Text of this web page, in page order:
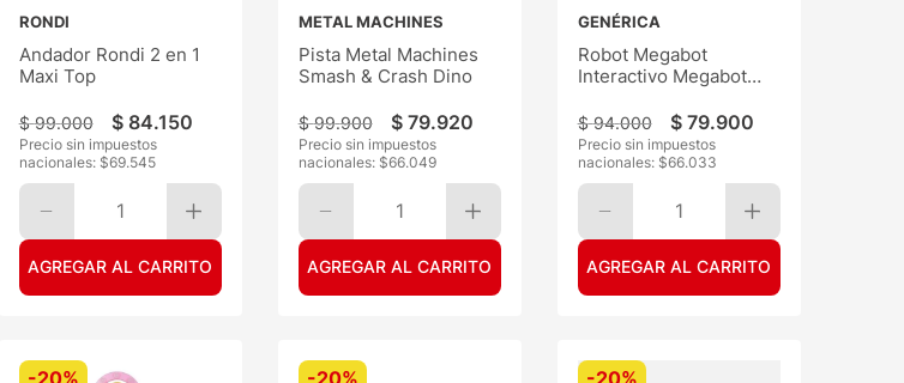
RONDI
Andador Rondi 2 en 1
Maxi Top
$ 99.000 $ 84.150
Precio sin impuestos
nacionales: $69.545
1
AGREGAR AL CARRITO
METAL MACHINES
Pista Metal Machines
Smash & Crash Dino
$ 99.900 $ 79.920
Precio sin impuestos
nacionales: $66.049
1
AGREGAR AL CARRITO
GENÉRICA
Robot Megabot
Interactivo Megabot
$ 94.000 $ 79.900
Precio sin impuestos
nacionales: $66.033
1
AGREGAR AL CARRITO
-20% -20% -20%